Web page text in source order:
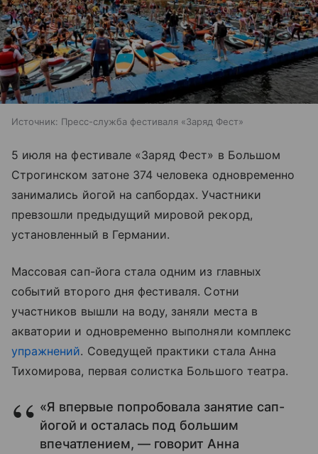
Источник: Пресс-служба фестиваля «Заряд Фест»
5 июля на фестивале «Заряд Фест» в Большом
Строгинском затоне 374 человека одновременно
занимались йогой на сапбордах. Участники
превзошли предыдущий мировой рекорд,
установленный в Германии.
Массовая сап-йога стала одним из главных
событий второго дня фестиваля. Сотни
участников вышли на воду, заняли места в
акватории и одновременно выполняли комплекс
упражнений. Соведущей практики стала Анна
Тихомирова, первая солистка Большого театра.
«Я впервые попробовала занятие сап-
йогой и осталась под большим
впечатлением, — говорит Анна